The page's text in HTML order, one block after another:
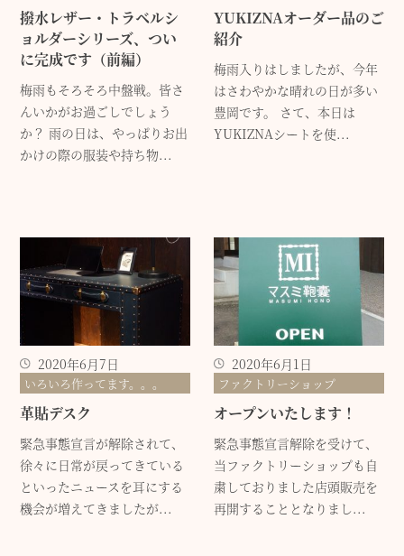
撥水レザー・トラベルシ
ョルダーシリーズ、つい
に完成です（前編）
梅雨もそろそろ中盤戦。皆さ
んいかがお過ごしでしょう
か？ 雨の日は、やっぱりお出
かけの際の服装や持ち物...
YUKIZNAオーダー品のご
紹介
梅雨入りはしましたが、今年
はさわやかな晴れの日が多い
豊岡です。 さて、本日は
YUKIZNAシートを使...
2020年6月7日
いろいろ作ってます。。。
革貼デスク
緊急事態宣言が解除されて、
徐々に日常が戻ってきている
といったニュースを耳にする
機会が増えてきましたが...
2020年6月1日
ファクトリーショップ
オープンいたします！
緊急事態宣言解除を受けて、
当ファクトリーショップも自
粛しておりました店頭販売を
再開することとなりまし...